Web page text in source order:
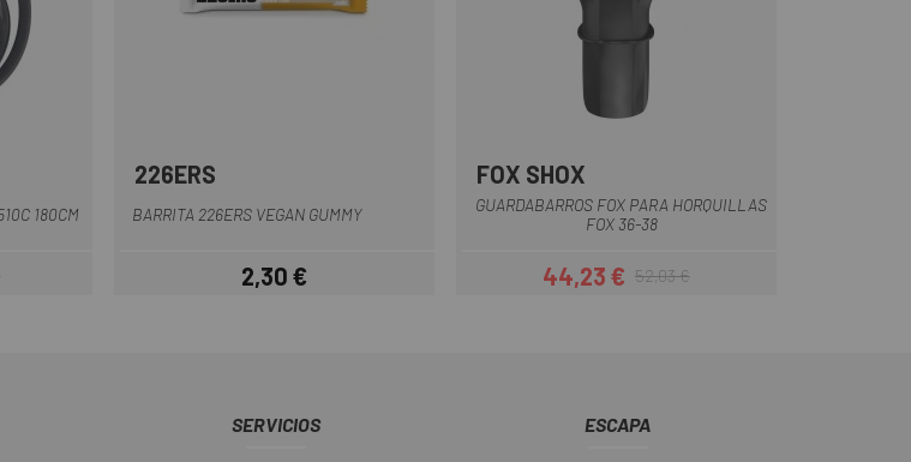
180CM
226ERS
BARRITA 226ERS VEGAN GUMMY
Precio
2,30 €
FOX SHOX
GUARDABARROS FOX PARA HORQUILLAS
FOX 36-38
Precio
44,23 €Precio regular
52,03 €
SERVICIOS ESCAPA